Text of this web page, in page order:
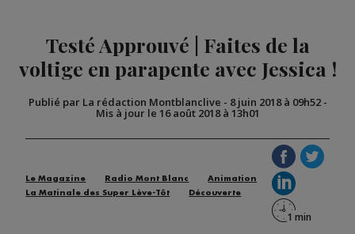
Testé Approuvé | Faites de la
voltige en parapente avec Jessica !
Publié par La rédaction Montblanclive - 8 juin 2018 à 09h52-
Mis à jour le 16 août 2018 à 13h01
Le Magazine Radio Mont Blanc
Animation
La Matinale des Super Lève-Tôt
Découverte